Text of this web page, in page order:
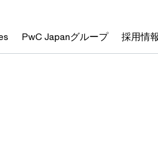
PwC Japanグループ 採用情報